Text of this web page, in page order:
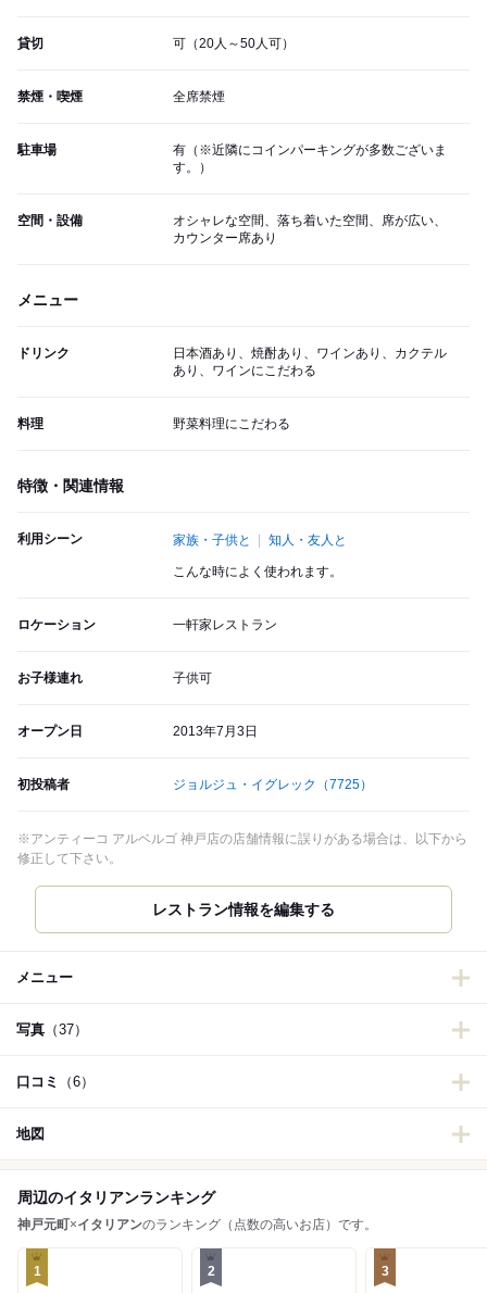
貸切 可（20人～50人可）
禁煙・喫煙 全席禁煙
駐車場
有（※近隣にコインパーキングが多数ございま
す。）
空間・設備
オシャレな空間、落ち着いた空間、席が広い、
カウンター席あり
メニュー
ドリンク
日本酒あり、焼酎あり、ワインあり、カクテル
あり、ワインにこだわる
料理 野菜料理にこだわる
特徴・関連情報
利用シーン 家族・子供と 知人・友人と
こんな時によく使われます。
ロケーション 一軒家レストラン
お子様連れ 子供可
オープン日 2013年7月3日
初投稿者 ジョルジュ・イグレック （7725）
※アンティーコ アルベルゴ 神戸店の店舗情報に誤りがある場合は、以下から
修正して下さい。
レストラン情報を編集する
メニュー
写真 （37）
口コミ （6）
地図
周辺のイタリアンランキング
神戸元町×イタリアンのランキング（点数の高いお店）です。
1 2 3